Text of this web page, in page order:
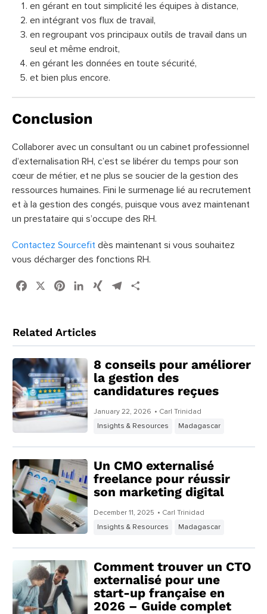
en gérant en tout simplicité les équipes à distance,
en intégrant vos flux de travail,
en regroupant vos principaux outils de travail dans un
seul et même endroit,
en gérant les données en toute sécurité,
et bien plus encore.
Conclusion
Collaborer avec un consultant ou un cabinet professionnel
d’externalisation RH, c’est se libérer du temps pour son
cœur de métier, et ne plus se soucier de la gestion des
ressources humaines. Fini le surmenage lié au recrutement
et à la gestion des congés, puisque vous avez maintenant
un prestataire qui s’occupe des RH.
Contactez Sourcefit dès maintenant si vous souhaitez
vous décharger des fonctions RH.
Facebook PinterestLinkedIn
XING Telegram
Related Articles
8 conseils pour améliorer
la gestion des
candidatures reçues
January 22, 2026 • Carl Trinidad
Insights & Resources
Madagascar
Un CMO externalisé
freelance pour réussir
son marketing digital
December 11, 2025 • Carl Trinidad
Insights & Resources
Madagascar
Comment trouver un CTO
externalisé pour une
start-up française en
2026 – Guide complet